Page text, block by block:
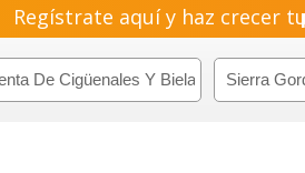
Regístrate aquí y haz crecer